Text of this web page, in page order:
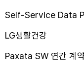
Self-Service Data
LG생활건강
Paxata SW 연간 계